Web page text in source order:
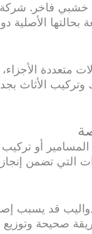
فاخر. شركة
الأصلية
متعددة
وتركيب الأثاث
أو تركيب
التي تضمن
قد يسبب
صحيحة